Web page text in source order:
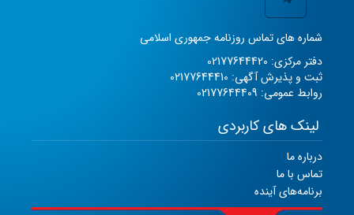
شماره های تماس روزنامه جمهوری اسلامی
دفتر مرکزی: 02177644420
ثبت و پذیرش آگهی: 02177644410
روابط عمومی: 02177644409
لینک های کاربردی
درباره ما
تماس با ما
برنامه‌های آینده